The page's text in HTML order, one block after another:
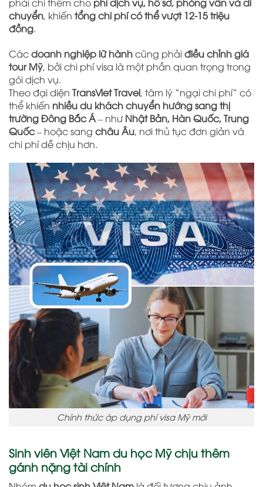
chuyển, khiến tổng chi phí có thể vượt 12-15 triệu
đồng.
Cácdoanh nghiệp lữ hànhcũng phảiđiều chỉnh giá
tour Mỹ, bởi chi phí visa là một phần quan trọng trong
gói dịch vụ.
Theo đại diện TransViet Travel, tâm lý “ngại chi phí” có
thể khiến nhiều du khách chuyển hướng sang thị
trường Đông Bắc Á– như Nhật Bản, Hàn Quốc, Trung
Quốc– hoặc sang châu Âu, nơi thủ tục đơn giản và
chi phí dễ chịu hơn.
Chính thức áp dụng phí visa Mỹ mới
Sinh viên Việt Nam du học Mỹ chịu thêm
gánh nặng tài chính